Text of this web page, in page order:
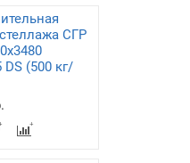
СГР
(500 кг/